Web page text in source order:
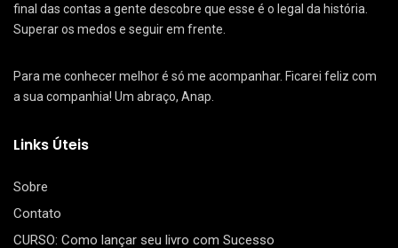
final das contas a gente descobre que esse é o legal da história.
Superar os medos e seguir em frente.
Para me conhecer melhor é só me acompanhar. Ficarei feliz com
a sua companhia! Um abraço, Anap.
Links Úteis
Sobre
Contato
CURSO: Como lançar seu livro com Sucesso